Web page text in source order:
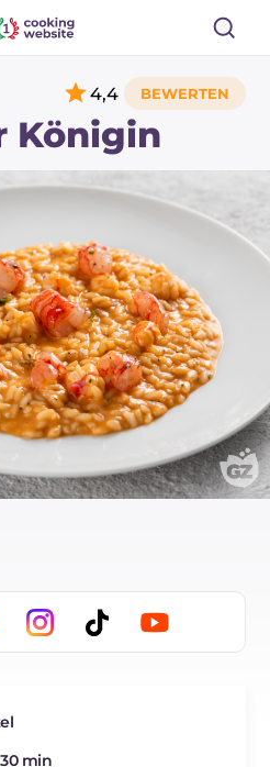
Königin
4,4
30 min